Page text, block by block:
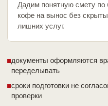
Дадим понятную смету по
кофе на вынос без
лишних услуг.
документы оформляются
переделывать
сроки подготовки не
проверки